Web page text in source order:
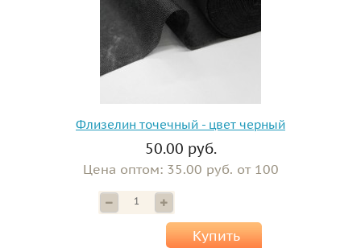
Флизелин точечный - цвет черный
50.00 руб.
Цена оптом: 35.00 руб. от 100
Купить